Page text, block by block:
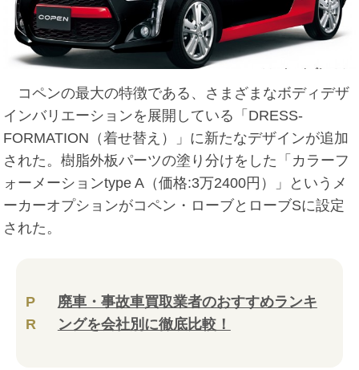
コペンの最大の特徴である、さまざまなボディデザ
インバリエーションを展開している「DRESS-
FORMATION（着せ替え）」に新たなデザインが追加
された。樹脂外板パーツの塗り分けをした「カラーフ
ォーメーションtype A（価格:3万2400円）」というメ
ーカーオプションがコペン・ローブとローブSに設定
された。
P
R
廃車・事故車買取業者のおすすめランキ
ングを会社別に徹底比較！